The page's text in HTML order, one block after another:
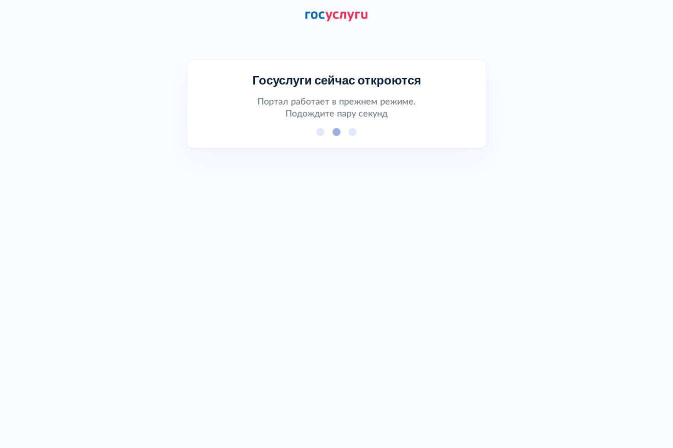
Госуслуги сейчас откроются
Портал работает в прежнем режиме.
Подождите пару секунд